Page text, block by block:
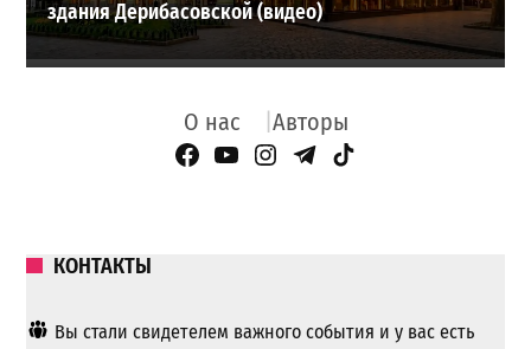
здания Дерибасовской (видео)
О нас Авторы
Facebook Page
YouTube
Instagram
Telegram
TikTok
КОНТАКТЫ
Вы стали свидетелем важного события и у вас есть